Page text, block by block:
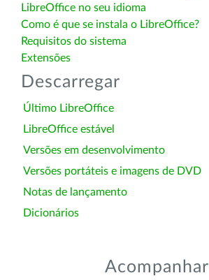
LibreOffice no seu idioma
Como é que se instala o LibreOffice?
Requisitos do sistema
Extensões
Descarregar
Último LibreOffice
LibreOffice estável
Versões em desenvolvimento
Versões portáteis e imagens de DVD
Notas de lançamento
Dicionários
Acompanhar